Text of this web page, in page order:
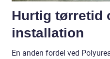
Hurtig tørretid
installation
En anden fordel ved